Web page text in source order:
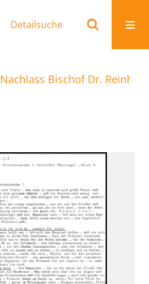
Detailsuche
Nachlass Bischof Dr.